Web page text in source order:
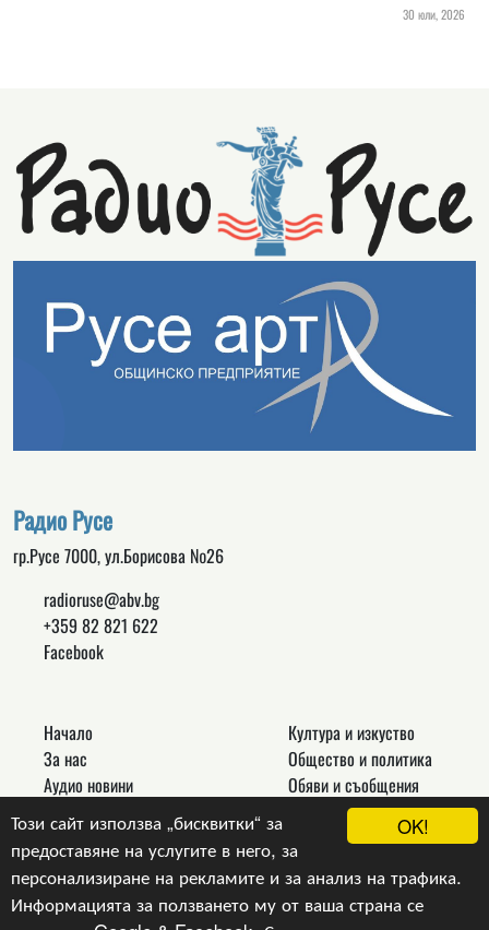
OK!
Този сайт използва „бисквитки“ за
предоставяне на услугите в него, за
персонализиране на рекламите и за анализ на трафика.
Информацията за ползването му от ваша страна се
30 юли, 2026
Радио Русе
гр.Русе 7000, ул.Борисова №26
radioruse@abv.bg
+359 82 821 622
Facebook
Начало
За нас
Аудио новини
Реклама
Връзки
Контакти
Култура и изкуство
Общество и политика
Обяви и съобщения
Новини
Други